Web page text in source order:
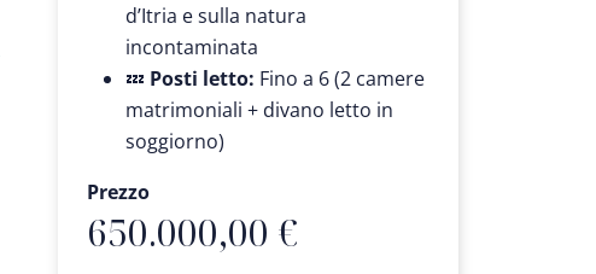
d’Itria e sulla natura
incontaminata
💤 Posti letto: Fino a 6 (2 camere
matrimoniali + divano letto in
soggiorno)
Prezzo
650.000,00 €